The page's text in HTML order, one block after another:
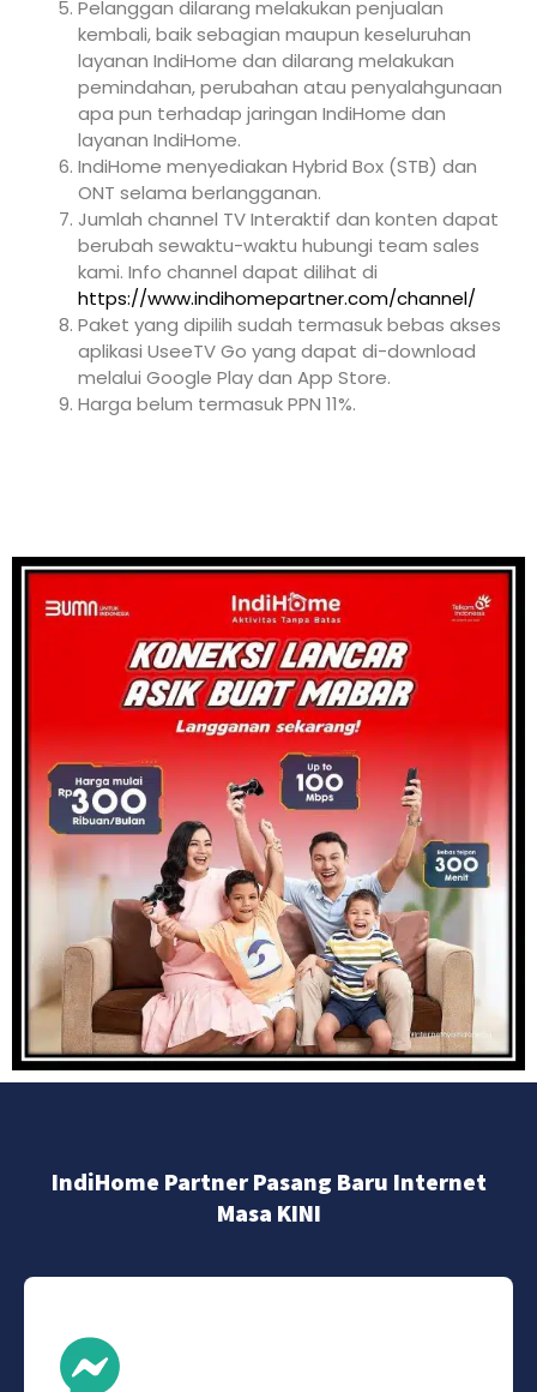
Pelanggan dilarang melakukan penjualan
kembali, baik sebagian maupun keseluruhan
layanan IndiHome dan dilarang melakukan
pemindahan, perubahan atau penyalahgunaan
apa pun terhadap jaringan IndiHome dan
layanan IndiHome.
IndiHome menyediakan Hybrid Box (STB) dan
ONT selama berlangganan.
Jumlah channel TV Interaktif dan konten dapat
berubah sewaktu-waktu hubungi team sales
kami. Info channel dapat dilihat di
https://www.indihomepartner.com/channel/
Paket yang dipilih sudah termasuk bebas akses
aplikasi UseeTV Go yang dapat di-download
melalui Google Play dan App Store.
Harga belum termasuk PPN 11%.
IndiHome Partner Pasang Baru Internet
Masa KINI